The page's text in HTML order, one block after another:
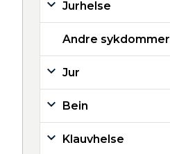
Jurhelse
Andre sykdommer
Jur
Bein
Klauvhelse